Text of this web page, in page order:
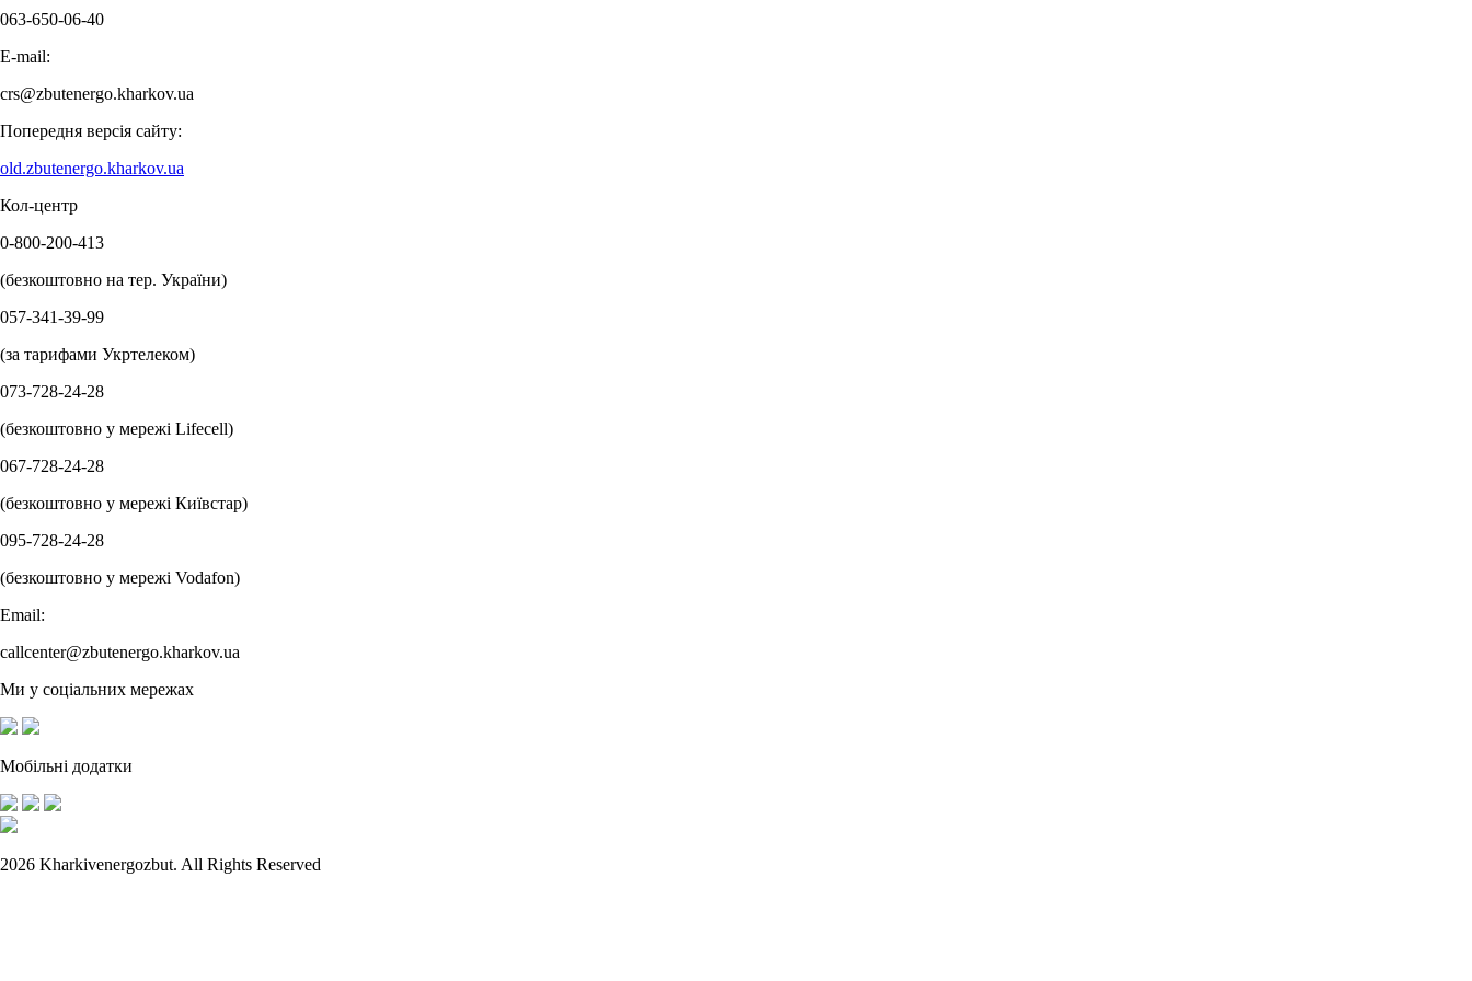
063-650-06-40
E-mail:
crs@zbutenergo.kharkov.ua
Попередня версія сайту:
old.zbutenergo.kharkov.ua
Кол-центр
0-800-200-413
(безкоштовно на тер. України)
057-341-39-99
(за тарифами Укртелеком)
073-728-24-28
(безкоштовно у мережі Lifecell)
067-728-24-28
(безкоштовно у мережі Київстар)
095-728-24-28
(безкоштовно у мережі Vodafon)
Email:
callcenter@zbutenergo.kharkov.ua
Ми у соціальних мережах
Мобільні додатки
2026 Kharkivenergozbut. All Rights Reserved